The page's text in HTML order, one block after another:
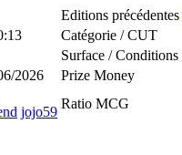
Editions précédentes
Catégorie / CUT
Surface / Conditions
2026 Prize Money
jojo59
Ratio MCG